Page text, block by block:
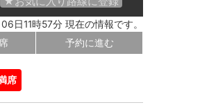
日11時57分 現在の情報です。
予約に進む
席